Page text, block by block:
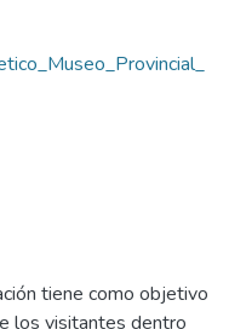
tiene como objetivo
los visitantes dentro